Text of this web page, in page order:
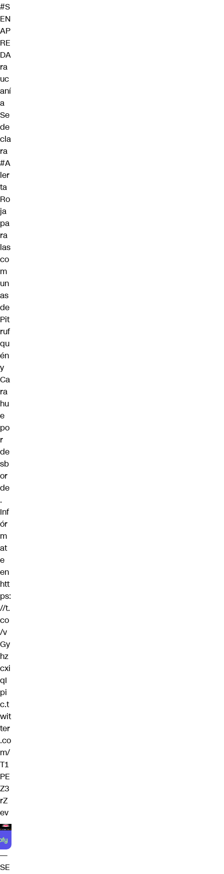
#S
EN
AP
RE
DA
ra
uc
aní
a
Se
de
cla
ra
#A
ler
ta
Ro
ja
pa
ra
las
co
m
un
as
de
Pit
ruf
qu
én
y
Ca
ra
hu
e
po
r
de
sb
or
de
.
Inf
ór
m
at
e
en
htt
ps:
//t.
co
/v
Gy
hz
cxi
qI
pi
c.t
wit
ter
.co
m/
T1
PE
Z3
rZ
ev
—
SE